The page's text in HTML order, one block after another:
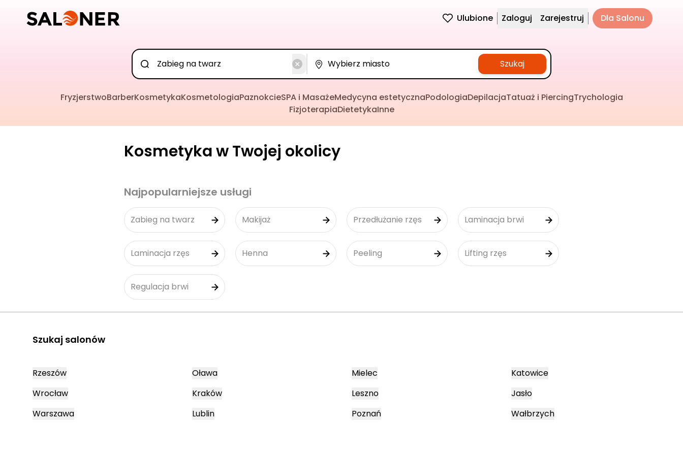
Ulubione Zaloguj Zarejestruj Dla Salonu
Szukaj
FryzjerstwoBarberKosmetykaKosmetologiaPaznokcieSPA i MasażeMedycyna estetycznaPodologiaDepilacjaTatuaż i PiercingTrychologia
FizjoterapiaDietetykaInne
Kosmetyka w Twojej okolicy
Najpopularniejsze usługi
Zabieg na twarz Makijaż Przedłużanie rzęs Laminacja brwi
Laminacja rzęs Henna Peeling Lifting rzęs
Regulacja brwi
Szukaj salonów
Rzeszów
Wrocław
Warszawa
Oława
Kraków
Lublin
Mielec
Leszno
Poznań
Katowice
Jasło
Wałbrzych